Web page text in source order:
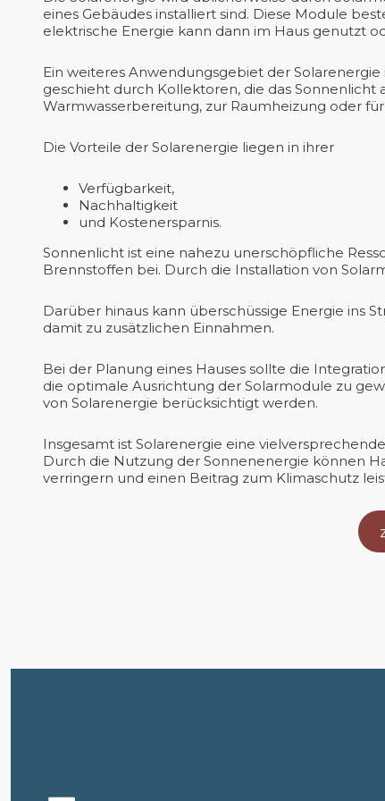
eines Gebäudes installiert sind. Diese Module
elektrische Energie kann dann im Haus genutzt
Ein weiteres Anwendungsgebiet der
geschieht durch Kollektoren, die das
Warmwasserbereitung, zur Raumheizung oder
Die Vorteile der Solarenergie liegen in ihrer
Verfügbarkeit,
Nachhaltigkeit
und Kostenersparnis.
Sonnenlicht ist eine nahezu unerschöpfliche
Brennstoffen bei. Durch die Installation von
Darüber hinaus kann überschüssige Energie ins
damit zu zusätzlichen Einnahmen.
Bei der Planung eines Hauses sollte die
die optimale Ausrichtung der Solarmodule zu
von Solarenergie berücksichtigt werden.
Insgesamt ist Solarenergie eine
Durch die Nutzung der Sonnenenergie können
verringern und einen Beitrag zum Klimaschutz